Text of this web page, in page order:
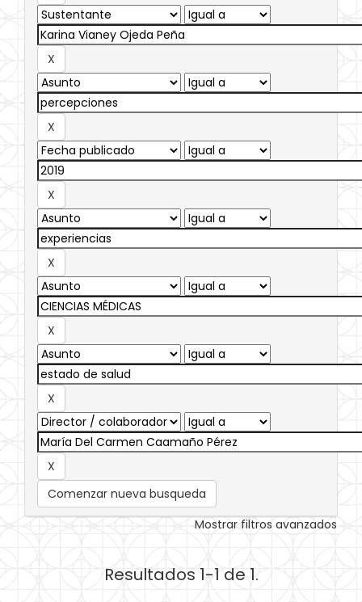
Comenzar nueva busqueda
Mostrar filtros avanzados
Resultados 1-1 de 1.